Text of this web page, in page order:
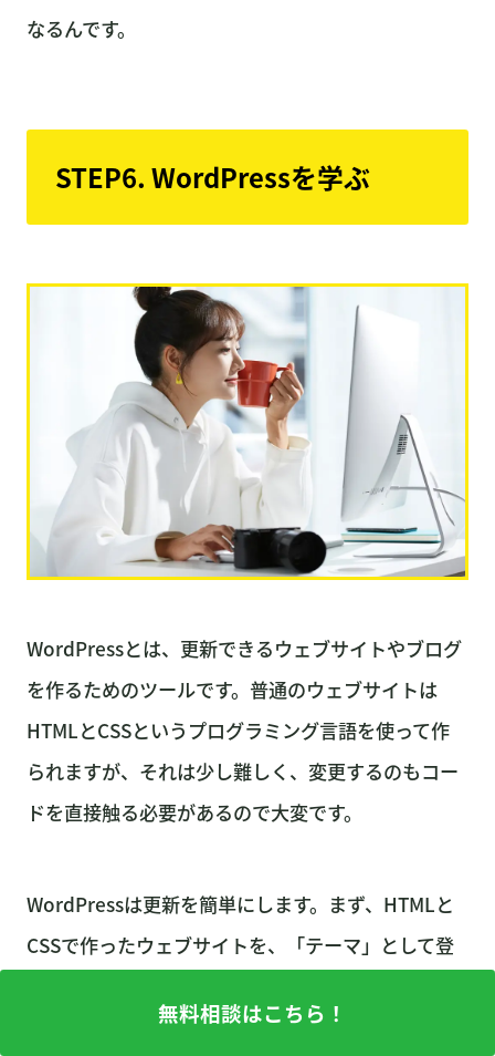
なるんです。
STEP6. WordPressを学ぶ
WordPressとは、更新できるウェブサイトやブログ
を作るためのツールです。普通のウェブサイトは
HTMLとCSSというプログラミング言語を使って作
られますが、それは少し難しく、変更するのもコー
ドを直接触る必要があるので大変です。
WordPressは更新を簡単にします。まず、HTMLと
CSSで作ったウェブサイトを、「テーマ」として登
のテンプレートのようなものです。このテーマを
無料相談はこちら！